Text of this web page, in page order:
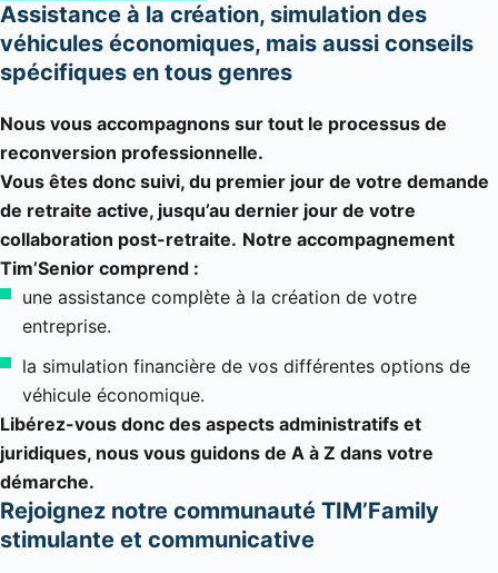
Assistance à la création, simulation des
véhicules économiques, mais aussi conseils
spécifiques en tous genres
Nous vous accompagnons sur tout le processus de
reconversion professionnelle.
Vous êtes donc suivi, du premier jour de votre demande
de retraite active, jusqu’au dernier jour de votre
collaboration post-retraite. Notre accompagnement
Tim’Senior comprend :
une assistance complète à la création de votre
entreprise.
la simulation financière de vos différentes options de
véhicule économique.
Libérez-vous donc des aspects administratifs et
juridiques, nous vous guidons de A à Z dans votre
démarche.
Rejoignez notre communauté TIM’Family
stimulante et communicative